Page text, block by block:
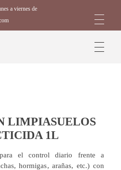
a viernes de
LIMPIASUELOS
1L
el control diario frente a
hormigas, arañas, etc.) con